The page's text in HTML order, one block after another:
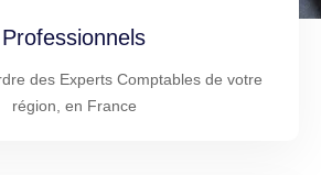
Professionnels
des Experts Comptables de votre
région, en France